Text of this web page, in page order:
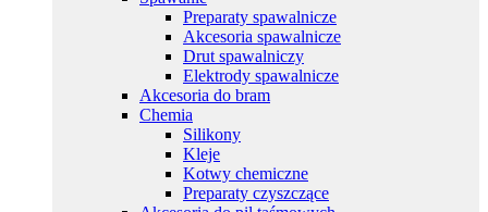
Preparaty spawalnicze
Akcesoria spawalnicze
Drut spawalniczy
Elektrody spawalnicze
Akcesoria do bram
Chemia
Silikony
Kleje
Kotwy chemiczne
Preparaty czyszczące